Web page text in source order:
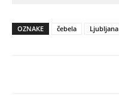
OZNAKE čebela Ljubljana